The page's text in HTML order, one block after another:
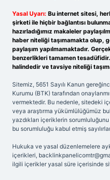
Yasal Uyarı: Bu internet sitesi,
şirketi ile hiçbir bağlantısı
hazırladığımız makaleler
haber niteliği taşımamakta olup,
paylaşım yapılmamaktadır.
benzerlikleri tamamen
halindedir ve tavsiye niteliği
Sitemiz, 5651 Sayılı Kanun
Kurumu (BTK) tarafından
vermektedir. Bu nedenle, sitedeki
veya araştırma yükümlülüğümüz
yazdıkları içeriklerin
bu sorumluluğu kabul etmiş
Hukuka ve yasal düzenlemelere
içerikleri,
ilgili içerikler yasal süre içerisinde